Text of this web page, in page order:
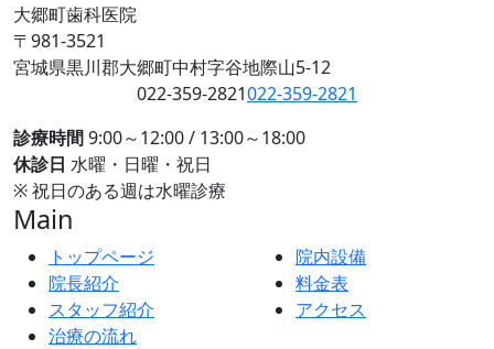
大郷町歯科医院
〒981-3521
宮城県黒川郡大郷町中村字谷地際山5-12
022-359-2821022-359-2821
診療時間9:00～12:00 / 13:00～18:00
休診日 水曜・日曜・祝日
※ 祝日のある週は水曜診療
Main
トップページ
院長紹介
スタッフ紹介
治療の流れ
院内設備
料金表
アクセス